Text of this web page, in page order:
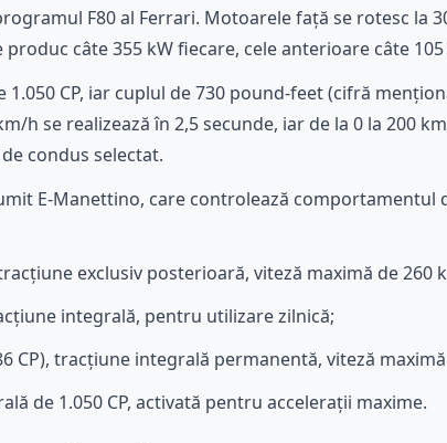
F80 al Ferrari. Motoarele față se rotesc la
câte 355 kW fiecare, cele anterioare câte
CP, iar cuplul de 730 pound-feet (cifră
h se realizează în 2,5 secunde, iar de la 0 la 200
condus selectat.
E-Manettino, care controlează comportamentul
tracțiune exclusiv posterioară, viteză maximă de 260
integrală, pentru utilizare zilnică;
CP), tracțiune integrală permanentă, viteză
de 1.050 CP, activată pentru accelerații maxime.